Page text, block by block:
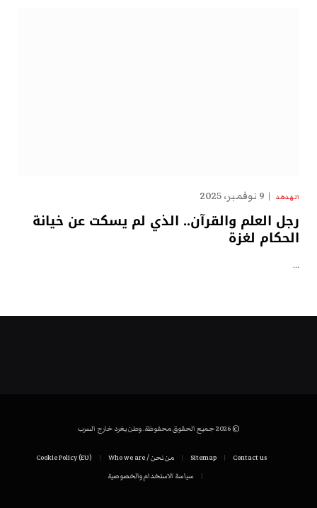
الهدهد 9 نوفمبر، 2025
رجل العلم والقرآن.. الذي لم يسكت عن خيانة
الحكام لغزة
…
© 2026 جميع الحقوق محفوظة. وطن يغرد خارج السرب
Contact us
Sitemap من نحن / Who we are
Cookie Policy (EU)
سياسة الاستخدام والخصوصية